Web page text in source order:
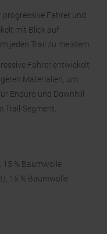
progressive Fahrer und
mit Blick auf
jeden Trail zu meistern.
Fahrer entwickelt
Materialien, um
Enduro und Downhill
Trail-Segment.
15 % Baumwolle
15 % Baumwolle